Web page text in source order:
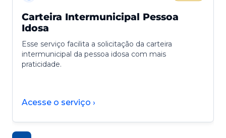
Carteira Intermunicipal Pessoa
Idosa
Esse serviço facilita a solicitação da carteira
intermunicipal da pessoa idosa com mais
praticidade.
Acesse o serviço ›